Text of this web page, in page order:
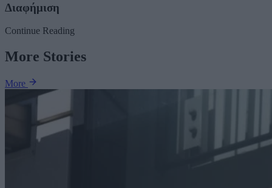
Διαφήμιση
Continue Reading
More Stories
More